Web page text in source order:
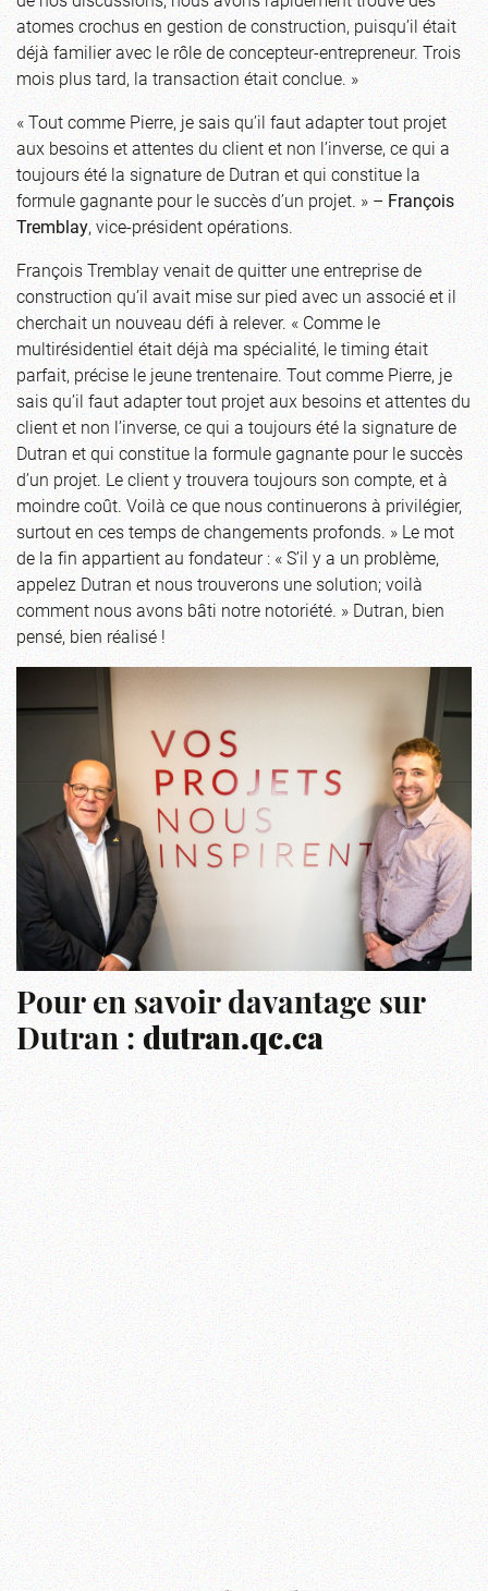
atomes crochus en gestion de construction, puisqu’il était
déjà familier avec le rôle de concepteur-entrepreneur. Trois
mois plus tard, la transaction était conclue. »
« Tout comme Pierre, je sais qu’il faut adapter tout projet
aux besoins et attentes du client et non l’inverse, ce qui a
toujours été la signature de Dutran et qui constitue la
formule gagnante pour le succès d’un projet. » –François
Tremblay, vice-président opérations.
François Tremblay venait de quitter une entreprise de
construction qu’il avait mise sur pied avec un associé et il
cherchait un nouveau défi à relever. « Comme le
multirésidentiel était déjà ma spécialité, le timing était
parfait, précise le jeune trentenaire. Tout comme Pierre, je
sais qu’il faut adapter tout projet aux besoins et attentes du
client et non l’inverse, ce qui a toujours été la signature de
Dutran et qui constitue la formule gagnante pour le succès
d’un projet. Le client y trouvera toujours son compte, et à
moindre coût. Voilà ce que nous continuerons à privilégier,
surtout en ces temps de changements profonds. » Le mot
de la fin appartient au fondateur : « S’il y a un problème,
appelez Dutran et nous trouverons une solution; voilà
comment nous avons bâti notre notoriété. » Dutran, bien
pensé, bien réalisé !
Pour en savoir davantage sur
Dutran :dutran.qc.ca